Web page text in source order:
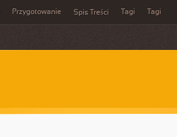
Przygotowanie Spis Treści Tagi Tagi